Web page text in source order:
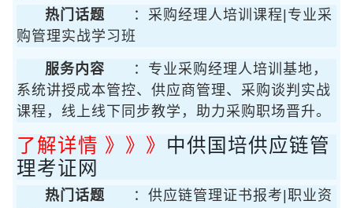
热门话题
：采购经理人培训课程|专业采
购管理实战学习班
服务内容
：专业采购经理人培训基地，
系统讲授成本管控、供应商管理、采购谈判实战
课程，线上线下同步教学，助力采购职场晋升。
了解详情 》》》 中供国培供应链管
理考证网
热门话题
：供应链管理证书报考|职业资